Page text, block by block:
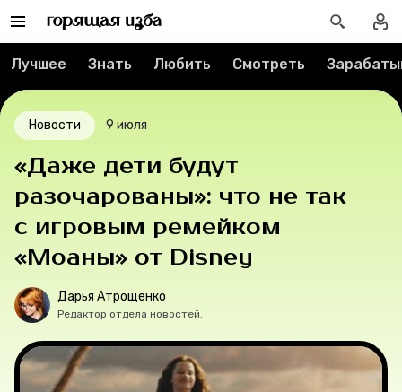
Вакансии
Контакты
О проекте
Мерч
О компании
Рубрики
Новости
Лучшее Знать Любить Смотреть
Новости 9 июля
«Даже дети будут
разочарованы»: что не так
с игровым ремейком
«Моаны» от Disney
Дарья Атрощенко
Редактор отдела новостей.